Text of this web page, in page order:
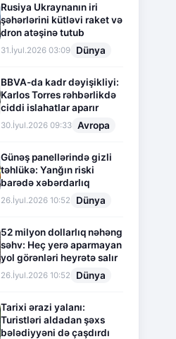
Rusiya Ukraynanın iri
şəhərlərini kütləvi raket və
dron atəşinə tutub
31.İyul.2026 03:09 Dünya
BBVA-da kadr dəyişikliyi:
Karlos Torres rəhbərlikdə
ciddi islahatlar aparır
30.İyul.2026 09:33 Avropa
Günəş panellərində gizli
təhlükə: Yanğın riski
barədə xəbərdarlıq
26.İyul.2026 10:52 Dünya
52 milyon dollarlıq nəhəng
səhv: Heç yerə aparmayan
yol görənləri heyrətə salır
26.İyul.2026 10:52 Dünya
Tarixi ərazi yalanı:
Turistləri aldadan şəxs
bələdiyyəni də çaşdırdı